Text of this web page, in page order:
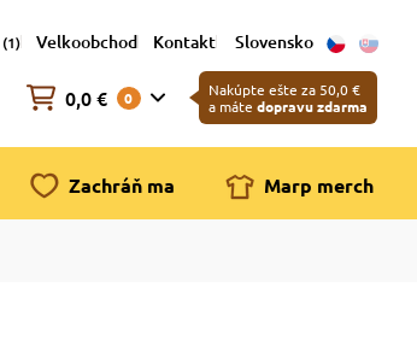
(1) Velkoobchod Kontakt Slovensko
0,0 € 0
Nakúpte ešte za 50,0 €
a máte dopravu zdarma
Zachráň ma Marp merch